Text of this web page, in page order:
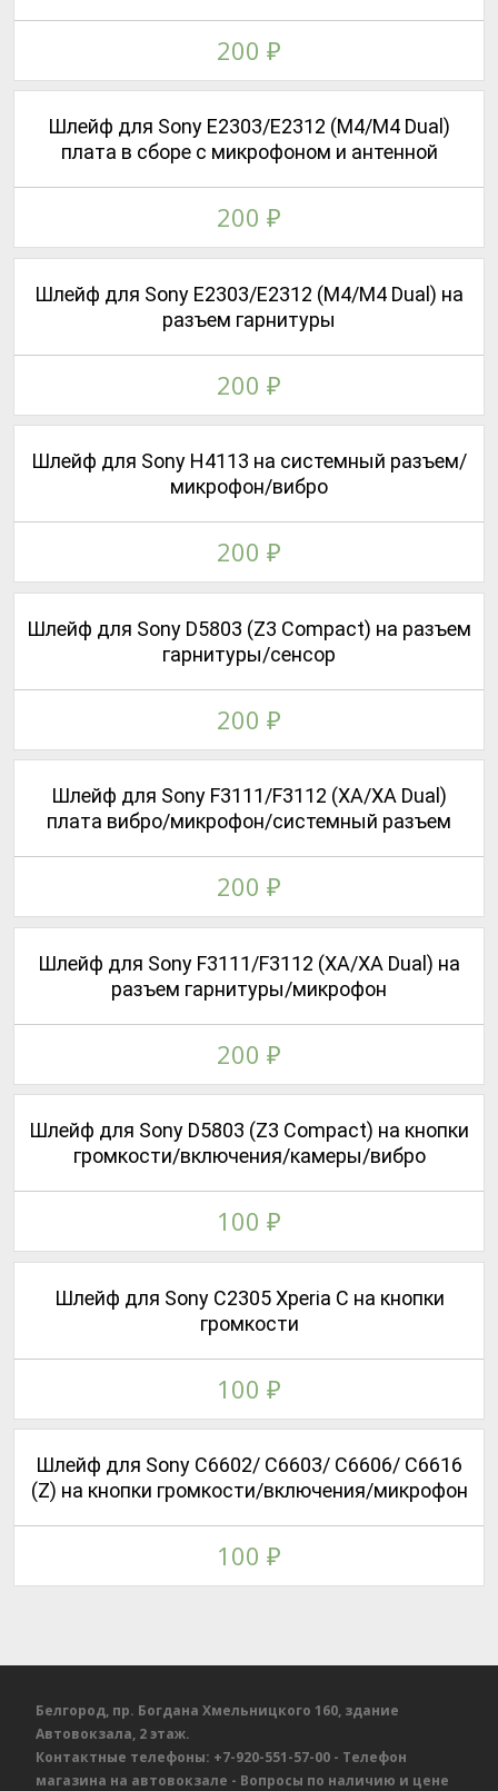
Шлейф для Sony C6602/ C6603/ C6606/ C6616
(Z) на кнопки громкости/включения/микрофон
100 ₽
Шлейф для Sony C2305 Xperia C на кнопки
громкости
100 ₽
Шлейф для Sony D5803 (Z3 Compact) на кнопки
громкости/включения/камеры/вибро
100 ₽
Шлейф для Sony F3111/F3112 (XA/XA Dual) на
разъем гарнитуры/микрофон
200 ₽
Шлейф для Sony F3111/F3112 (XA/XA Dual)
плата вибро/микрофон/системный разъем
200 ₽
Шлейф для Sony D5803 (Z3 Compact) на разъем
гарнитуры/сенсор
200 ₽
Шлейф для Sony H4113 на системный разъем/
микрофон/вибро
200 ₽
Шлейф для Sony E2303/E2312 (M4/M4 Dual) на
разъем гарнитуры
200 ₽
Шлейф для Sony E2303/E2312 (M4/M4 Dual)
плата в сборе с микрофоном и антенной
200 ₽
200 ₽
Белгород, пр. Богдана Хмельницкого 160, здание
Автовокзала, 2 этаж.
Контактные телефоны: +7-920-551-57-00 - Телефон
магазина на автовокзале - Вопросы по наличию и цене